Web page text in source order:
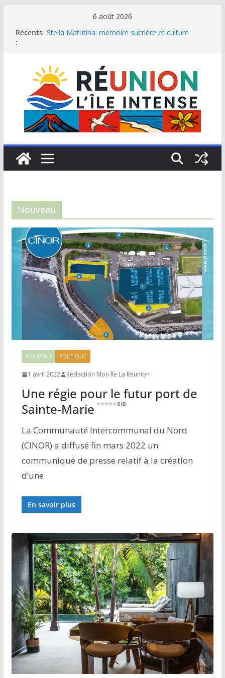
contenu
6 août 2026
Récents
:
Stella Matutina: mémoire sucrière et culture
Une journée de détente à l’Hôtel Iloha à Saint Leu
Le samoussa de La Réunion, emblème de l’île
intense
Le Musée du sel de Saint Leu: site culturel à
découvrir
Nouveau
NOUVEAU POLITIQUE
1 avril 2022 Rédaction Mon île La Réunion
Une régie pour le futur port de
Sainte-Marie
0 (0)
La Communauté Intercommunal du Nord
(CINOR) a diffusé fin mars 2022 un
communiqué de presse relatif à la création
d’une
En savoir plus